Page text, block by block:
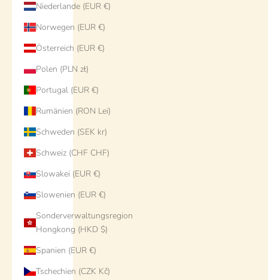
Niederlande (EUR €)
Norwegen (EUR €)
Österreich (EUR €)
Polen (PLN zł)
Portugal (EUR €)
Rumänien (RON Lei)
Schweden (SEK kr)
Schweiz (CHF CHF)
Slowakei (EUR €)
Slowenien (EUR €)
Sonderverwaltungsregion
Hongkong (HKD $)
Spanien (EUR €)
Tschechien (CZK Kč)